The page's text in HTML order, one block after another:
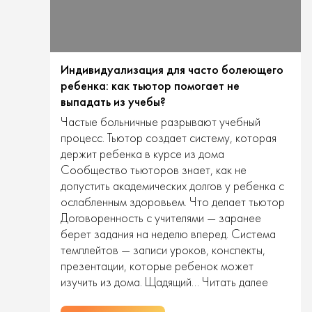
Индивидуализация для часто болеющего
ребенка: как тьютор помогает не
выпадать из учебы?
Частые больничные разрывают учебный
процесс. Тьютор создает систему, которая
держит ребенка в курсе из дома
Сообщество тьюторов знает, как не
допустить академических долгов у ребенка с
ослабленным здоровьем. Что делает тьютор
Договоренность с учителями — заранее
берет задания на неделю вперед. Система
темплейтов — записи уроков, конспекты,
презентации, которые ребенок может
изучить из дома. Щадящий… Читать далее